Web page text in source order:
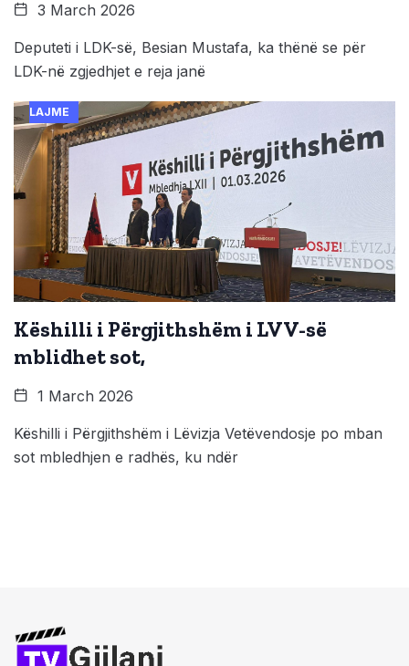
3 March 2026
Deputeti i LDK-së, Besian Mustafa, ka thënë se për
LDK-në zgjedhjet e reja janë
LAJME
Këshilli i Përgjithshëm i LVV-së
mblidhet sot,
1 March 2026
Këshilli i Përgjithshëm i Lëvizja Vetëvendosje po mban
sot mbledhjen e radhës, ku ndër